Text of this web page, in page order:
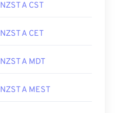
NZST A CST
NZST A CET
NZST A MDT
NZST A MEST